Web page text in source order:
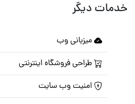
خدمات دیگر
میزبانی وب
طراحی فروشگاه اینترنتی
امنیت وب سایت